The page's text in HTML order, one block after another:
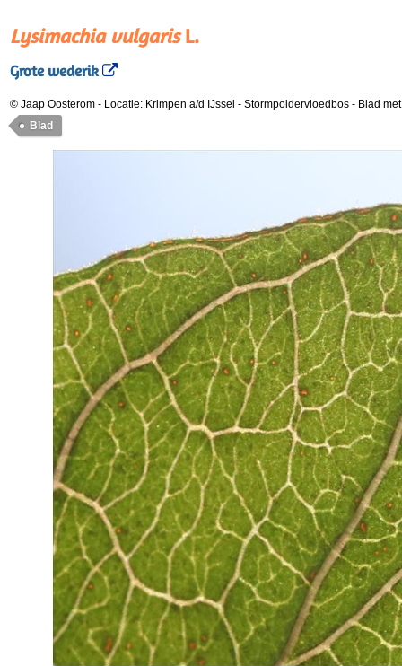
Lysimachia vulgarisL.
Grote wederik
© Jaap Oosterom - Locatie: Krimpen a/d IJssel - Stormpoldervloedbos - Blad
Blad